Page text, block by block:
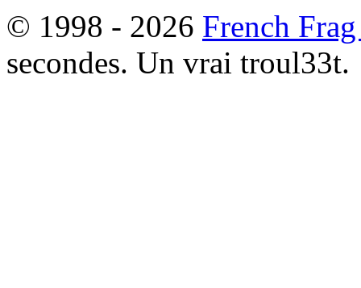
© 1998 - 2026 French
secondes. Un vrai troul33t.